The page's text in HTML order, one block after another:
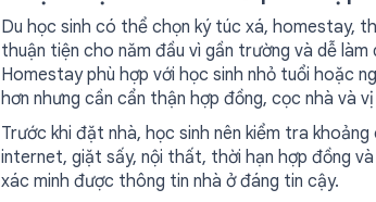
Du học sinh có thể chọn ký túc xá, homestay,
thuận tiện cho năm đầu vì gần trường và dễ
Homestay phù hợp với học sinh nhỏ tuổi hoặc
hơn nhưng cần cẩn thận hợp đồng, cọc nhà và
Trước khi đặt nhà, học sinh nên kiểm tra
internet, giặt sấy, nội thất, thời hạn hợp đồng
xác minh được thông tin nhà ở đáng tin cậy.